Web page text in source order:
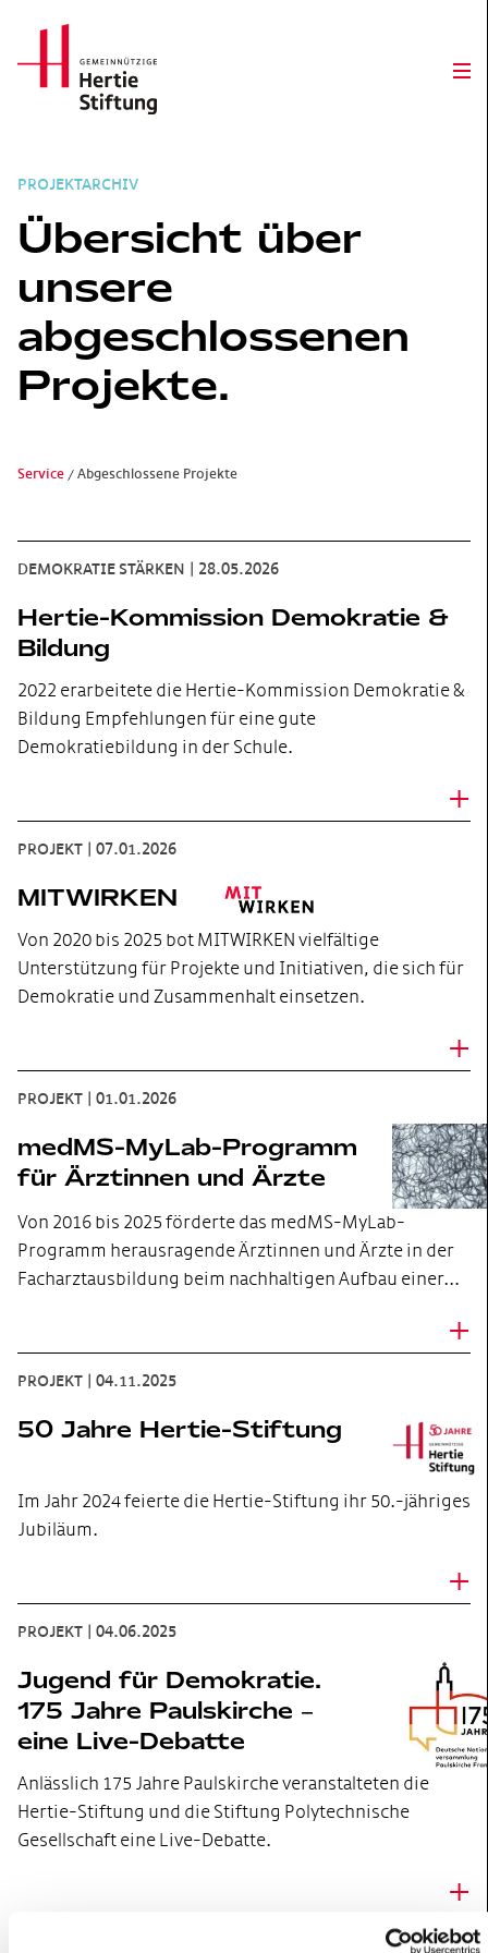
Hertie Stiftung Logo
PROJEKTARCHIV
Übersicht über
unsere
abgeschlossenen
Projekte.
Service Abgeschlossene Projekte
DEMOKRATIE STÄRKEN 28.05.2026
Hertie-Kommission Demokratie &
Bildung
2022 erarbeitete die Hertie-Kommission Demokratie &
Bildung Empfehlungen für eine gute
Demokratiebildung in der Schule.
+
PROJEKT 07.01.2026
MITWIRKEN
Von 2020 bis 2025 bot MITWIRKEN vielfältige
Unterstützung für Projekte und Initiativen, die sich für
Demokratie und Zusammenhalt einsetzen.
+
PROJEKT 01.01.2026
medMS-MyLab-Programm
für Ärztinnen und Ärzte
Von 2016 bis 2025 förderte das medMS-MyLab-
Programm herausragende Ärztinnen und Ärzte in der
Facharztausbildung beim nachhaltigen Aufbau einer…
+
PROJEKT 04.11.2025
50 Jahre Hertie-Stiftung
Im Jahr 2024 feierte die Hertie-Stiftung ihr 50.-jähriges
Jubiläum.
+
PROJEKT 04.06.2025
Jugend für Demokratie.
175 Jahre Paulskirche –
eine Live-Debatte
Anlässlich 175 Jahre Paulskirche veranstalteten die
Hertie-Stiftung und die Stiftung Polytechnische
Gesellschaft eine Live-Debatte.
+